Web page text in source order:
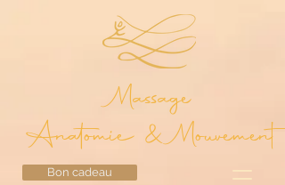
Massage
Anatomie & Mouvement
Bon cadeau